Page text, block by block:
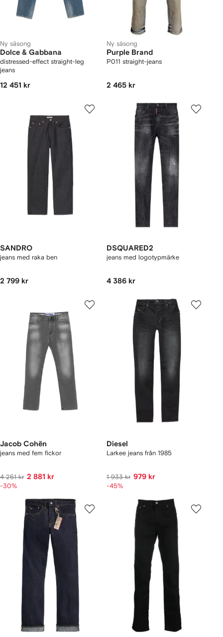
Ny säsong
Dolce & Gabbana
distressed-effect straight-leg
jeans
12 451 kr
Ny säsong
Purple Brand
P011 straight-jeans
2 465 kr
SANDRO
jeans med raka ben
2 799 kr
DSQUARED2
jeans med logotypmärke
4 386 kr
Jacob Cohën
jeans med fem fickor
4 251 kr 2 881 kr
-30%
Diesel
Larkee jeans från 1985
1 933 kr 979 kr
-45%